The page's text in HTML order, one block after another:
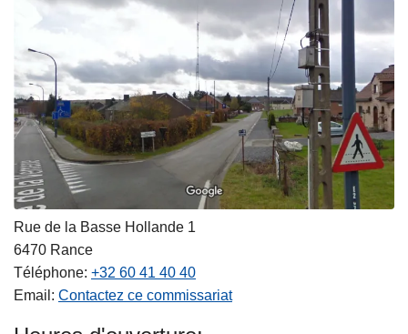
Rue de la Basse Hollande 1
6470 Rance
Téléphone +32 60 41 40 40
Email
Contactez ce commissariat